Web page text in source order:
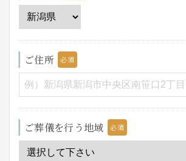
ご住所
ご葬儀を行う地域